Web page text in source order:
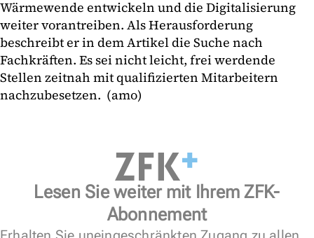
Wärmewende entwickeln und die Digitalisierung
weiter vorantreiben. Als Herausforderung
beschreibt er in dem Artikel die Suche nach
Fachkräften. Es sei nicht leicht, frei werdende
Stellen zeitnah mit qualifizierten Mitarbeitern
nachzubesetzen. (amo)
Lesen Sie weiter mit Ihrem ZFK-
Abonnement